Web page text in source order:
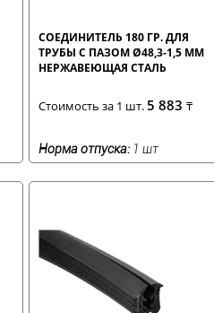
СОЕДИНИТЕЛЬ 180 ГР. ДЛЯ
ТРУБЫ С ПАЗОМ Ø48,3-1,5 ММ
НЕРЖАВЕЮЩАЯ СТАЛЬ
Стоимость за 1 шт.5 883 ₸
Норма отпуска:1 шт